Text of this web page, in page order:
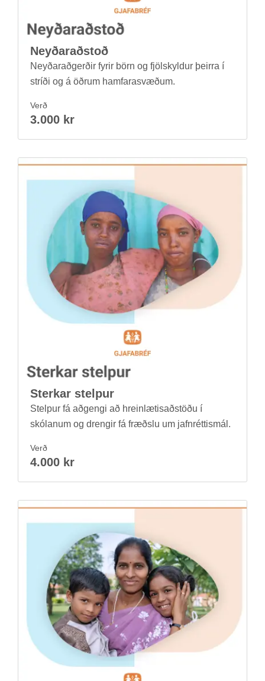
Neyð­ar­að­stoð
Neyð­ar­að­gerð­ir fyr­ir börn og fjöl­skyld­ur þeirra í
stríði og á öðr­um ham­fara­svæð­um.
Verð
3.000 kr
Sterk­ar stelp­ur
Stelp­ur fá að­gengi að hrein­lætis­að­stöðu í
skól­an­um og dreng­ir fá fræðslu um jafn­rétt­is­mál.
Verð
4.000 kr